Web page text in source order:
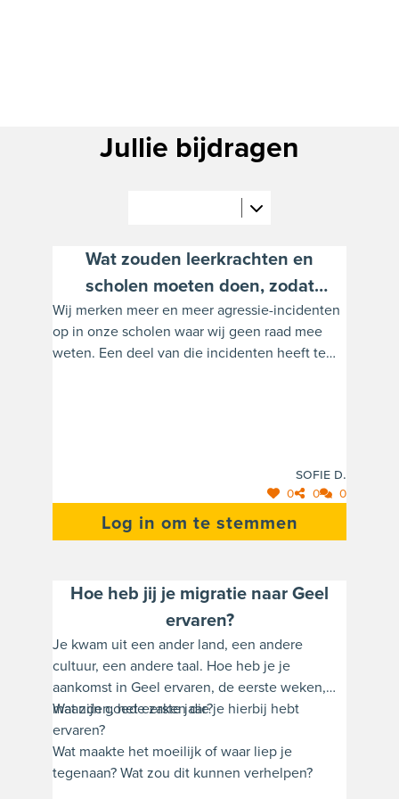
Jullie bijdragen
Wat zouden leerkrachten en
scholen moeten doen, zodat
agressief gedrag ten opzichte van
leerkrachten en onderwijzend
Wij merken meer en meer agressie-incidenten
op in onze scholen waar wij geen raad mee
weten. Een deel van die incidenten heeft te
zetten onder een schoolomgeving waar
respect voor elkaar de basis is?
Sofie D.
0 0 0
Log in om te stemmen
Hoe heb jij je migratie naar Geel
ervaren?
Je kwam uit een ander land, een andere
cultuur, een andere taal. Hoe heb je je
aankomst in Geel ervaren, de eerste weken,
maanden, het eerste jaar?
Wat zijn goede zaken die je hierbij hebt
ervaren?
Wat maakte het moeilijk of waar liep je
tegenaan? Wat zou dit kunnen verhelpen?